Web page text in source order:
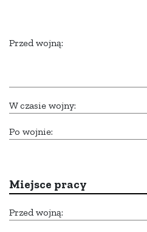
Przed wojną:
W czasie wojny:
Po wojnie:
Miejsce pracy
Przed wojną: